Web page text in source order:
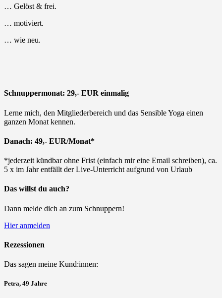
… Gelöst & frei.
… motiviert.
… wie neu.
Schnuppermonat: 29,- EUR einmalig
Lerne mich, den Mitgliederbereich und das Sensible Yoga einen
ganzen Monat kennen.
Danach: 49,- EUR/Monat*
*jederzeit kündbar ohne Frist (einfach mir eine Email schreiben), ca.
5 x im Jahr entfällt der Live-Unterricht aufgrund von Urlaub
Das willst du auch?
Dann melde dich an zum Schnuppern!
Hier anmelden
Rezessionen
Das sagen meine Kund:innen:
Petra, 49 Jahre